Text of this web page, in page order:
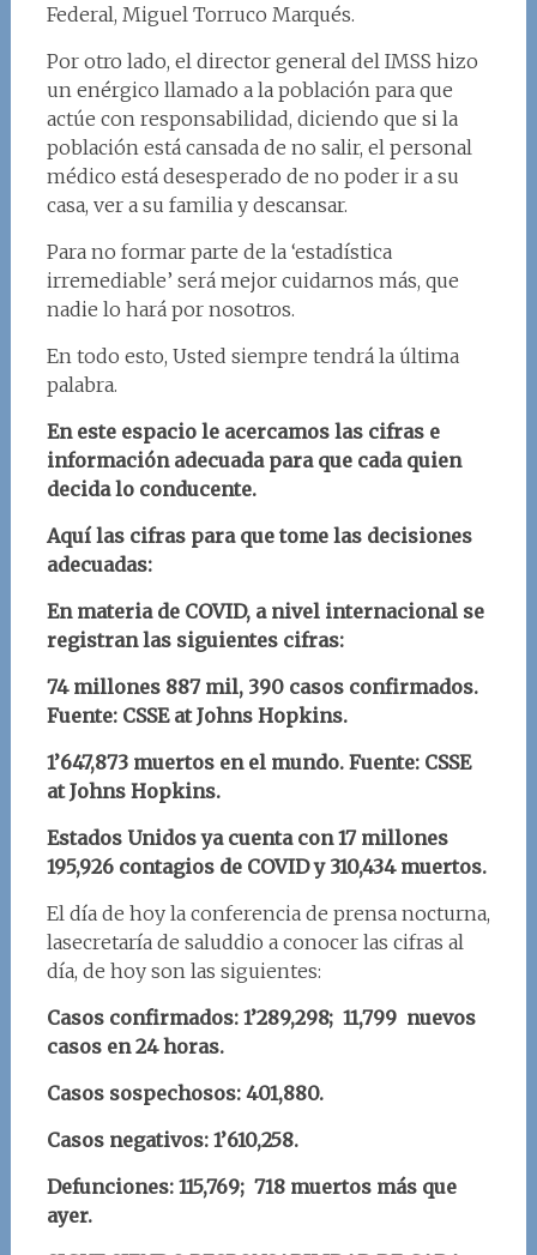
Federal, Miguel Torruco Marqués.
Por otro lado, el director general del IMSS hizo
un enérgico llamado a la población para que
actúe con responsabilidad, diciendo que si la
población está cansada de no salir, el personal
médico está desesperado de no poder ir a su
casa, ver a su familia y descansar.
Para no formar parte de la ‘estadística
irremediable’ será mejor cuidarnos más, que
nadie lo hará por nosotros.
En todo esto, Usted siempre tendrá la última
palabra.
En este espacio le acercamos las cifras e
información adecuada para que cada quien
decida lo conducente.
Aquí las cifras para que tome las decisiones
adecuadas:
En materia de COVID, a nivel internacional se
registran las siguientes cifras:
74 millones 887 mil, 390 casos confirmados.
Fuente: CSSE at Johns Hopkins.
1’647,873 muertos en el mundo. Fuente: CSSE
at Johns Hopkins.
Estados Unidos ya cuenta con 17 millones
195,926 contagios de COVID y 310,434 muertos.
El día de hoy la conferencia de prensa nocturna,
lasecretaría de saluddio a conocer las cifras al
día, de hoy son las siguientes:
Casos confirmados: 1’289,298; 11,799 nuevos
casos en 24 horas.
Casos sospechosos: 401,880.
Casos negativos: 1’610,258.
Defunciones: 115,769; 718 muertos más que
ayer.